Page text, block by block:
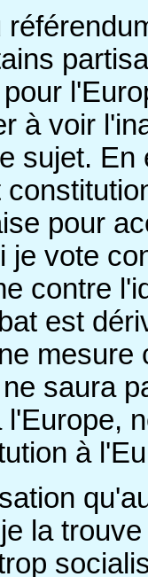
à voir
sujet.
pour
je vote
contre
est
saura
à
la